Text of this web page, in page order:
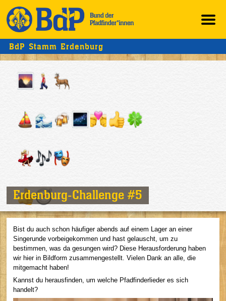
BdP Stamm Erdenburg
Erdenburg-Challenge #5
Bist du auch schon häufiger abends auf einem Lager an einer
Singerunde vorbeigekommen und hast gelauscht, um zu
bestimmen, was da gesungen wird? Diese Herausforderung haben
wir hier in Bildform zusammengestellt. Vielen Dank an alle, die
mitgemacht haben!
Kannst du herausfinden, um welche Pfadfinderlieder es sich
handelt?